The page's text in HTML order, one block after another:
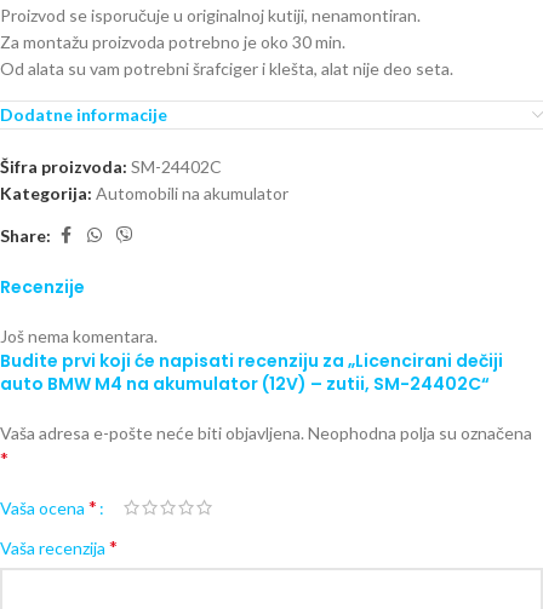
Proizvod se isporučuje u originalnoj kutiji, nenamontiran.
Za montažu proizvoda potrebno je oko 30 min.
Od alata su vam potrebni šrafciger i klešta, alat nije deo seta.
Dodatne informacije
Šifra proizvoda: SM-24402C
Kategorija: Automobili na akumulator
Share:
Recenzije
Još nema komentara.
Budite prvi koji će napisati recenziju za „Licencirani dečiji
auto BMW M4 na akumulator (12V) – zutii, SM-24402C“
Vaša adresa e-pošte neće biti objavljena. Neophodna polja su označena
*
Vaša ocena *
Vaša recenzija *